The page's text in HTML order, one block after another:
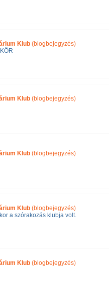
Klub (blogbejegyzés)
Klub (blogbejegyzés)
Klub (blogbejegyzés)
Klub (blogbejegyzés)
a szórakozás klubja volt.
Klub (blogbejegyzés)